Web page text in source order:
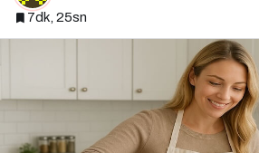
7dk, 25sn